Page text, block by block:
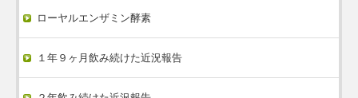
ローヤルエンザミン酵素
１年９ヶ月飲み続けた近況報告